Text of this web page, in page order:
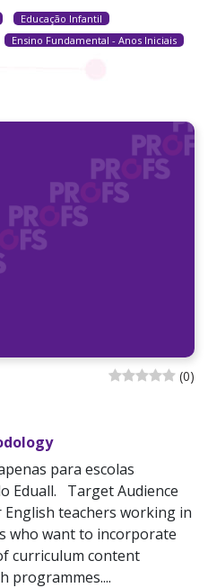
Educação Infantil
Ensino Fundamental - Anos Iniciais
(0)
para escolas
Eduall. Target Audience
teachers working in
who want to incorporate
curriculum content
programmes....